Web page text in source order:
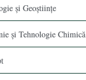
și Geoștiințe
şi Tehnologie Chimică